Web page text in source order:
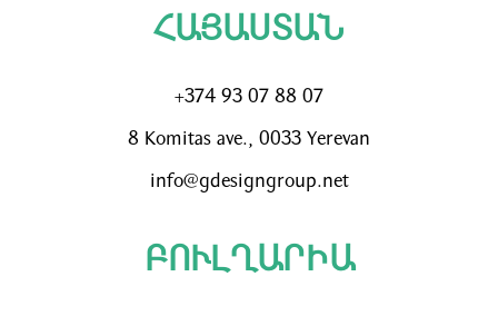
ՀԱՅԱՍՏԱՆ
+374 93 07 88 07
8 Komitas ave., 0033 Yerevan
info@gdesigngroup.net
ԲՈՒԼՂԱՐԻԱ